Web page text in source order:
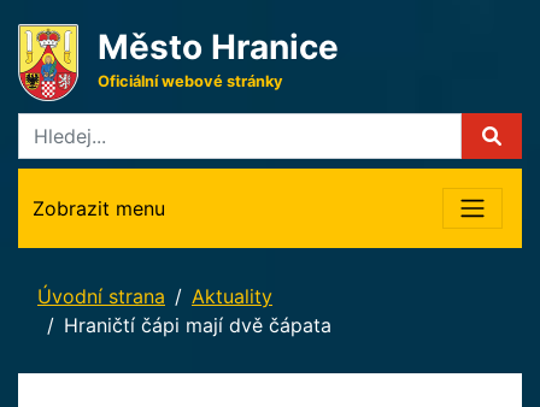
Město Hranice
Oficiální webové stránky
Zobrazit menu
Úvodní strana
Aktuality
Hraničtí čápi mají dvě čápata